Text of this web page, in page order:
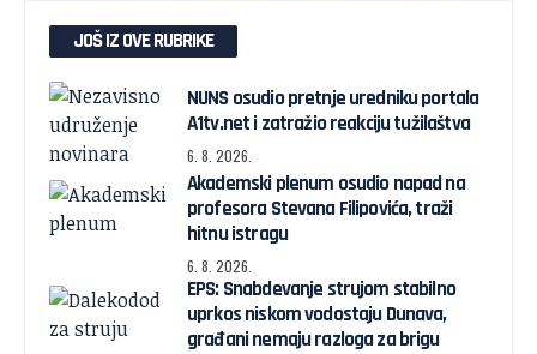
JOŠ IZ OVE RUBRIKE
NUNS osudio pretnje uredniku portala
A1tv.net i zatražio reakciju tužilaštva
6. 8. 2026.
Akademski plenum osudio napad na
profesora Stevana Filipovića, traži
hitnu istragu
6. 8. 2026.
EPS: Snabdevanje strujom stabilno
uprkos niskom vodostaju Dunava,
građani nemaju razloga za brigu